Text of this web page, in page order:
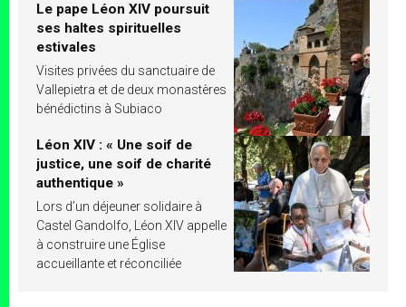
Le pape Léon XIV poursuit
ses haltes spirituelles
estivales
Visites privées du sanctuaire de
Vallepietra et de deux monastères
bénédictins à Subiaco
Léon XIV : « Une soif de
justice, une soif de charité
authentique »
Lors d’un déjeuner solidaire à
Castel Gandolfo, Léon XIV appelle
à construire une Église
accueillante et réconciliée